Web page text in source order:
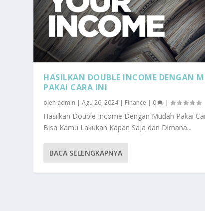
HASILKAN DOUBLE INCOME DENGAN
PAKAI CARA INI
oleh admin |Agu 26, 2024| Finance | 0 |
Hasilkan Double Income Dengan Mudah Pakai
Bisa Kamu Lakukan Kapan Saja dan Dimana...
BACA SELENGKAPNYA